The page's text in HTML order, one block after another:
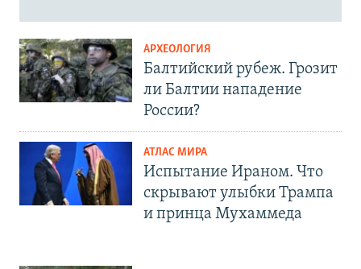
АРХЕОЛОГИЯ
Балтийский рубеж. Грозит
ли Балтии нападение
России?
АТЛАС МИРА
Испытание Ираном. Что
скрывают улыбки Трампа
и принца Мухаммеда